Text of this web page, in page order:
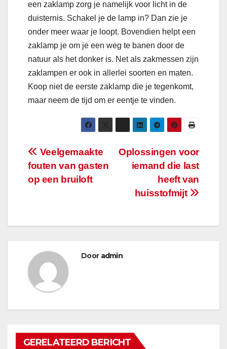
een zaklamp zorg je namelijk voor licht in de
duisternis. Schakel je de lamp in? Dan zie je
onder meer waar je loopt. Bovendien helpt een
zaklamp je om je een weg te banen door de
natuur als het donker is. Net als zakmessen zijn
zaklampen er ook in allerlei soorten en maten.
Koop niet de eerste zaklamp die je tegenkomt,
maar neem de tijd om er eentje te vinden.
Bericht
navigatie
Oplossingen voor
iemand die last
heeft van
huisstofmijt
Veelgemaakte
fouten van gasten
op een bruiloft
Door admin
GERELATEERD BERICHT